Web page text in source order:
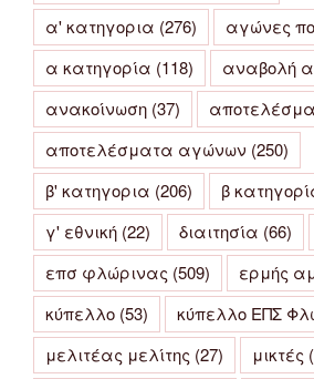
α' κατηγορια (276) αγώνες
α κατηγορία (118) αναβολή
ανακοίνωση (37)
αποτελέσματα αγώνων (250)
β' κατηγορια (206) β
γ' εθνική (22) διαιτησία (66)
επσ φλώρινας (509) ερμής
κύπελλο (53) κύπελλο ΕΠΣ
μελιτέας μελίτης (27) μικτές